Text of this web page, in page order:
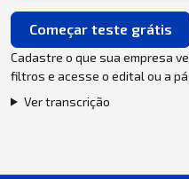
Começar teste grátis
Cadastre o que sua empresa
filtros e acesse o edital ou a
Ver transcrição